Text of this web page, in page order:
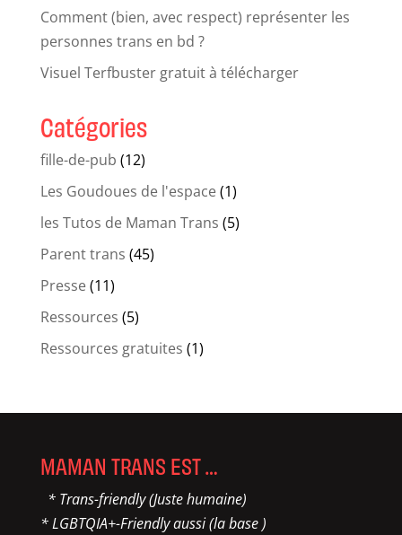
Comment (bien, avec respect) représenter les
personnes trans en bd ?
Visuel Terfbuster gratuit à télécharger
Catégories
fille-de-pub (12)
Les Goudoues de l'espace(1)
les Tutos de Maman Trans (5)
Parent trans (45)
Presse(11)
Ressources (5)
Ressources gratuites (1)
MAMAN TRANS EST …
* Trans-friendly (Juste humaine)
* LGBTQIA+-Friendly aussi (la base )